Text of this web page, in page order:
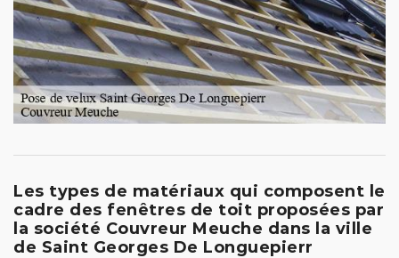
Les types de matériaux qui composent le
cadre des fenêtres de toit proposées par
la société Couvreur Meuche dans la ville
de Saint Georges De Longuepierr